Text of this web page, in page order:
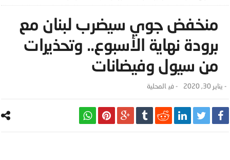
منخفض جوي سيضرب لبنان مع
برودة نهاية الأسبوع.. وتحذيرات
من سيول وفيضانات
- يناير 30, 2020 - ‎في المحلية